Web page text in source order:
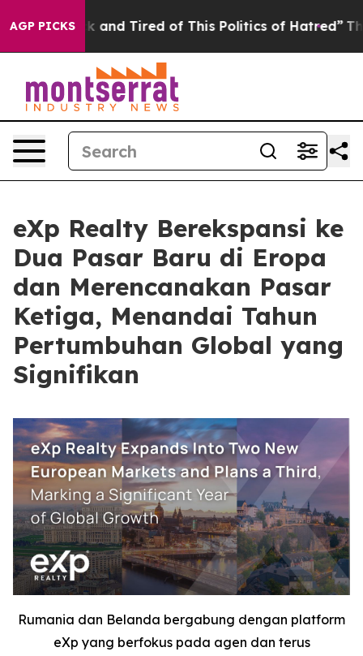
AGP PICKS
Sick and Tired of This Politics of Hatred” The
eXp Realty Berekspansi ke
Dua Pasar Baru di Eropa
dan Merencanakan Pasar
Ketiga, Menandai Tahun
Pertumbuhan Global yang
Signifikan
Rumania dan Belanda bergabung dengan platform
eXp yang berfokus pada agen dan terus